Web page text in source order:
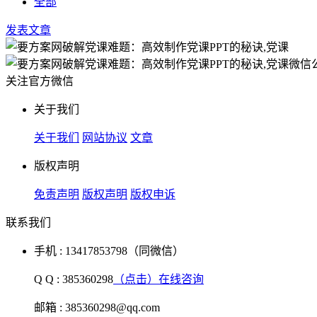
发表文章
关注官方微信
关于我们
关于我们 网站协议 文章
版权声明
免责声明 版权声明 版权申诉
联系我们
手机 : 13417853798（同微信）
Q Q : 385360298 （点击）在线咨询
邮箱 : 385360298@qq.com